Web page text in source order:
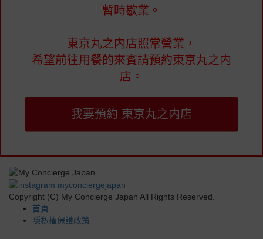
暫時歇業。
東京丸之内店照常營業，
希望前往用餐的來賓請預約東京丸之内
店。
我要預約 東京丸之内店
Copyright (C) My Concierge Japan All Rights Reserved.
首頁
隱私權保護政策